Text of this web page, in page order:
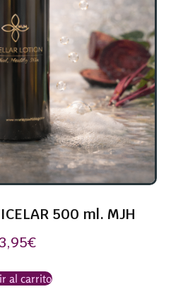
500 ml. MJH
€
al carrito